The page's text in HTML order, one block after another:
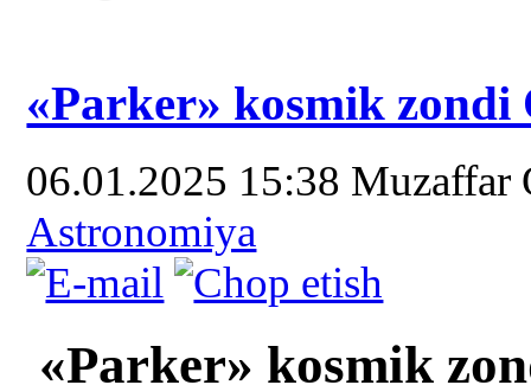
«Parker» kosmik
06.01.2025 15:38 Muzaffar
Astronomiya
«Parker» kosmik